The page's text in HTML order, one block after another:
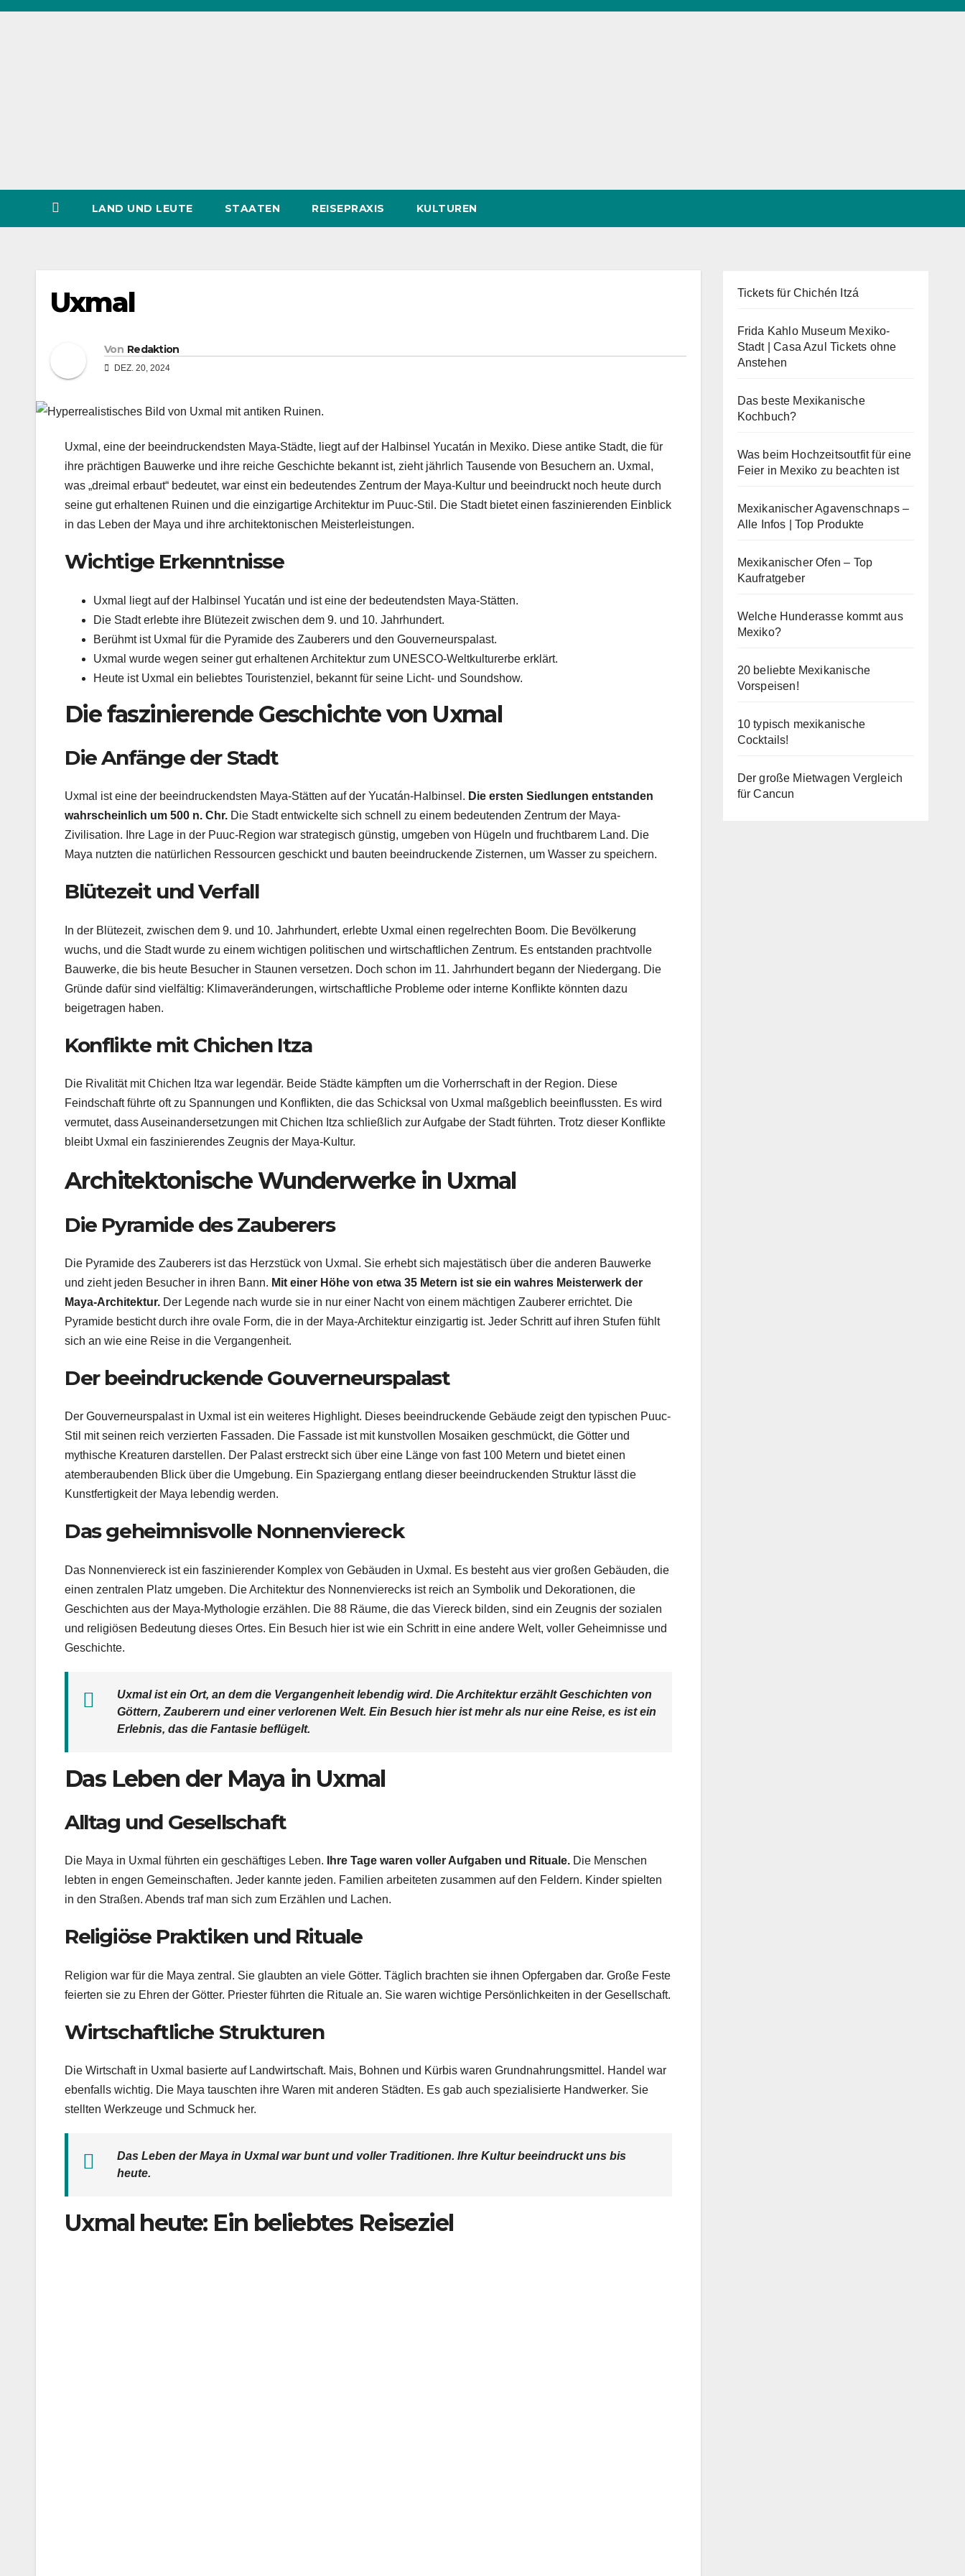
Zum
LAND UND LEUTE STAATEN REISEPRAXIS KULTUREN
Uxmal
Von Redaktion
DEZ. 20, 2024
Uxmal, eine der beeindruckendsten Maya-Städte, liegt auf der Halbinsel Yucatán in Mexiko. Diese antike Stadt, die für
ihre prächtigen Bauwerke und ihre reiche Geschichte bekannt ist, zieht jährlich Tausende von Besuchern an. Uxmal,
was „dreimal erbaut“ bedeutet, war einst ein bedeutendes Zentrum der Maya-Kultur und beeindruckt noch heute durch
seine gut erhaltenen Ruinen und die einzigartige Architektur im Puuc-Stil. Die Stadt bietet einen faszinierenden Einblick
in das Leben der Maya und ihre architektonischen Meisterleistungen.
Wichtige Erkenntnisse
Uxmal liegt auf der Halbinsel Yucatán und ist eine der bedeutendsten Maya-Stätten.
Die Stadt erlebte ihre Blütezeit zwischen dem 9. und 10. Jahrhundert.
Berühmt ist Uxmal für die Pyramide des Zauberers und den Gouverneurspalast.
Uxmal wurde wegen seiner gut erhaltenen Architektur zum UNESCO-Weltkulturerbe erklärt.
Heute ist Uxmal ein beliebtes Touristenziel, bekannt für seine Licht- und Soundshow.
Die faszinierende Geschichte von Uxmal
Die Anfänge der Stadt
Uxmal ist eine der beeindruckendsten Maya-Stätten auf der Yucatán-Halbinsel. Die ersten Siedlungen entstanden
wahrscheinlich um 500 n. Chr. Die Stadt entwickelte sich schnell zu einem bedeutenden Zentrum der Maya-
Zivilisation. Ihre Lage in der Puuc-Region war strategisch günstig, umgeben von Hügeln und fruchtbarem Land. Die
Maya nutzten die natürlichen Ressourcen geschickt und bauten beeindruckende Zisternen, um Wasser zu speichern.
Blütezeit und Verfall
In der Blütezeit, zwischen dem 9. und 10. Jahrhundert, erlebte Uxmal einen regelrechten Boom. Die Bevölkerung
wuchs, und die Stadt wurde zu einem wichtigen politischen und wirtschaftlichen Zentrum. Es entstanden prachtvolle
Bauwerke, die bis heute Besucher in Staunen versetzen. Doch schon im 11. Jahrhundert begann der Niedergang. Die
Gründe dafür sind vielfältig: Klimaveränderungen, wirtschaftliche Probleme oder interne Konflikte könnten dazu
beigetragen haben.
Konflikte mit Chichen Itza
Die Rivalität mit Chichen Itza war legendär. Beide Städte kämpften um die Vorherrschaft in der Region. Diese
Feindschaft führte oft zu Spannungen und Konflikten, die das Schicksal von Uxmal maßgeblich beeinflussten. Es wird
vermutet, dass Auseinandersetzungen mit Chichen Itza schließlich zur Aufgabe der Stadt führten. Trotz dieser Konflikte
bleibt Uxmal ein faszinierendes Zeugnis der Maya-Kultur.
Architektonische Wunderwerke in Uxmal
Die Pyramide des Zauberers
Die Pyramide des Zauberers ist das Herzstück von Uxmal. Sie erhebt sich majestätisch über die anderen Bauwerke
und zieht jeden Besucher in ihren Bann. Mit einer Höhe von etwa 35 Metern ist sie ein wahres Meisterwerk der
Maya-Architektur. Der Legende nach wurde sie in nur einer Nacht von einem mächtigen Zauberer errichtet. Die
Pyramide besticht durch ihre ovale Form, die in der Maya-Architektur einzigartig ist. Jeder Schritt auf ihren Stufen fühlt
sich an wie eine Reise in die Vergangenheit.
Der beeindruckende Gouverneurspalast
Der Gouverneurspalast in Uxmal ist ein weiteres Highlight. Dieses beeindruckende Gebäude zeigt den typischen Puuc-
Stil mit seinen reich verzierten Fassaden. Die Fassade ist mit kunstvollen Mosaiken geschmückt, die Götter und
mythische Kreaturen darstellen. Der Palast erstreckt sich über eine Länge von fast 100 Metern und bietet einen
atemberaubenden Blick über die Umgebung. Ein Spaziergang entlang dieser beeindruckenden Struktur lässt die
Kunstfertigkeit der Maya lebendig werden.
Das geheimnisvolle Nonnenviereck
Das Nonnenviereck ist ein faszinierender Komplex von Gebäuden in Uxmal. Es besteht aus vier großen Gebäuden, die
einen zentralen Platz umgeben. Die Architektur des Nonnenvierecks ist reich an Symbolik und Dekorationen, die
Geschichten aus der Maya-Mythologie erzählen. Die 88 Räume, die das Viereck bilden, sind ein Zeugnis der sozialen
und religiösen Bedeutung dieses Ortes. Ein Besuch hier ist wie ein Schritt in eine andere Welt, voller Geheimnisse und
Geschichte.
Uxmal ist ein Ort, an dem die Vergangenheit lebendig wird. Die Architektur erzählt Geschichten von
Göttern, Zauberern und einer verlorenen Welt. Ein Besuch hier ist mehr als nur eine Reise, es ist ein
Erlebnis, das die Fantasie beflügelt.
Das Leben der Maya in Uxmal
Alltag und Gesellschaft
Die Maya in Uxmal führten ein geschäftiges Leben. Ihre Tage waren voller Aufgaben und Rituale. Die Menschen
lebten in engen Gemeinschaften. Jeder kannte jeden. Familien arbeiteten zusammen auf den Feldern. Kinder spielten
in den Straßen. Abends traf man sich zum Erzählen und Lachen.
Religiöse Praktiken und Rituale
Religion war für die Maya zentral. Sie glaubten an viele Götter. Täglich brachten sie ihnen Opfergaben dar. Große Feste
feierten sie zu Ehren der Götter. Priester führten die Rituale an. Sie waren wichtige Persönlichkeiten in der Gesellschaft.
Wirtschaftliche Strukturen
Die Wirtschaft in Uxmal basierte auf Landwirtschaft. Mais, Bohnen und Kürbis waren Grundnahrungsmittel. Handel war
ebenfalls wichtig. Die Maya tauschten ihre Waren mit anderen Städten. Es gab auch spezialisierte Handwerker. Sie
stellten Werkzeuge und Schmuck her.
Das Leben der Maya in Uxmal war bunt und voller Traditionen. Ihre Kultur beeindruckt uns bis
heute.
Uxmal heute: Ein beliebtes Reiseziel
Tickets für Chichén Itzá
Frida Kahlo Museum Mexiko-
Stadt | Casa Azul Tickets ohne
Anstehen
Das beste Mexikanische
Kochbuch?
Was beim Hochzeitsoutfit für eine
Feier in Mexiko zu beachten ist
Mexikanischer Agavenschnaps –
Alle Infos | Top Produkte
Mexikanischer Ofen – Top
Kaufratgeber
Welche Hunderasse kommt aus
Mexiko?
20 beliebte Mexikanische
Vorspeisen!
10 typisch mexikanische
Cocktails!
Der große Mietwagen Vergleich
für Cancun